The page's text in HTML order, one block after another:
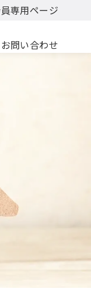
専用ページ
お問い合わせ